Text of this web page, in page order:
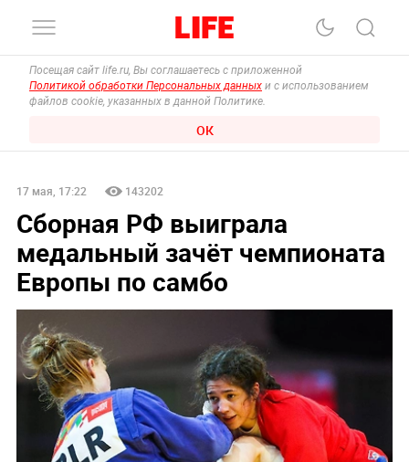
Посещая сайт life.ru, Вы соглашаетесь с приложенной
Политикой обработки Персональных данных и с использованием
файлов cookie, указанных в данной Политике.
ОК
17 мая, 17:22 143202
Сборная РФ выиграла
медальный зачёт чемпионата
Европы по самбо